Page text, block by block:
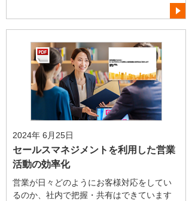
2024年 6月25日
セールスマネジメントを利用した営業
活動の効率化
営業が日々どのようにお客様対応をしてい
るのか、社内で把握・共有はできています